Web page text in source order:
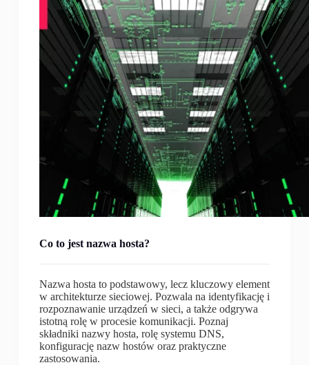
Co to jest nazwa hosta?
Nazwa hosta to podstawowy, lecz kluczowy element
w architekturze sieciowej. Pozwala na identyfikację i
rozpoznawanie urządzeń w sieci, a także odgrywa
istotną rolę w procesie komunikacji. Poznaj
składniki nazwy hosta, rolę systemu DNS,
konfigurację nazw hostów oraz praktyczne
zastosowania.